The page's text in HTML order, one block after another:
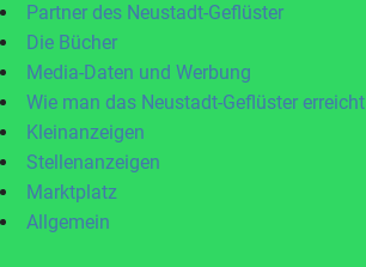
Partner des Neustadt-Geflüster
Die Bücher
Media-Daten und Werbung
Wie man das Neustadt-Geflüster erreicht
Kleinanzeigen
Stellenanzeigen
Marktplatz
Allgemein